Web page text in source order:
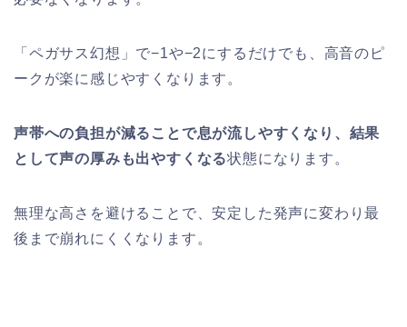
「ペガサス幻想」で−1や−2にするだけでも、高音のピ
ークが楽に感じやすくなります。
声帯への負担が減ることで息が流しやすくなり、結果
として声の厚みも出やすくなる状態になります。
無理な高さを避けることで、安定した発声に変わり最
後まで崩れにくくなります。